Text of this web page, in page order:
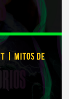
| MITOS DE